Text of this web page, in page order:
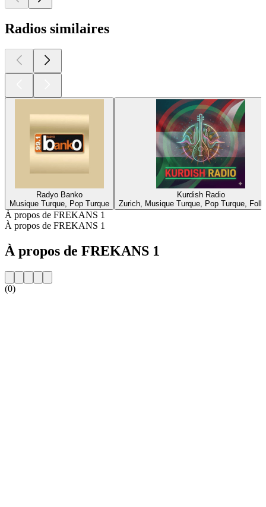
Radios similaires
Radyo Banko
Musique Turque, Pop Turque
Kurdish Radio
Zurich, Musique Turque, Pop Turque,
À propos de FREKANS 1
À propos de FREKANS 1
À propos de FREKANS 1
(0)